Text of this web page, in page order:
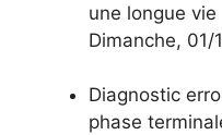
une longue vie
Dimanche, 01/
Diagnostic
phase